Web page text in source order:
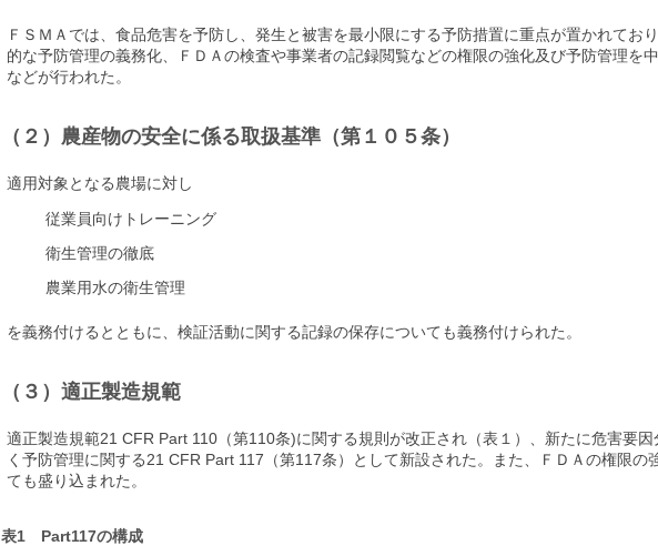
ＦＳＭＡでは、食品危害を予防し、発生と被害を最小限にする予防措置に重点が置かれてお
的な予防管理の義務化、ＦＤＡの検査や事業者の記録閲覧などの権限の強化及び予防管理を
などが行われた。
（２）農産物の安全に係る取扱基準（第１０５条）
適用対象となる農場に対し
従業員向けトレーニング
衛生管理の徹底
農業用水の衛生管理
を義務付けるとともに、検証活動に関する記録の保存についても義務付けられた。
（３）適正製造規範
適正製造規範21 CFR Part 110（第110条)に関する規則が改正され（表１）、新たに危害要
く予防管理に関する21 CFR Part 117（第117条）として新設された。また、ＦＤＡの権限の
ても盛り込まれた。
表1 Part117の構成